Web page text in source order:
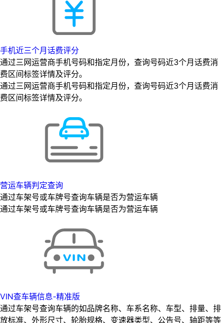
手机近三个月话费评分
通过三网运营商手机号码和指定月份，查询号码近3个月话费消
费区间标签详情及评分。
通过三网运营商手机号码和指定月份，查询号码近3个月话费消
费区间标签详情及评分。
营运车辆判定查询
通过车架号或车牌号查询车辆是否为营运车辆
通过车架号或车牌号查询车辆是否为营运车辆
VIN查车辆信息-精准版
通过车架号查询车辆的如品牌名称、车系名称、车型、排量、排
放标准、外形尺寸、轮胎规格、变速器类型、公告号、轴距等等